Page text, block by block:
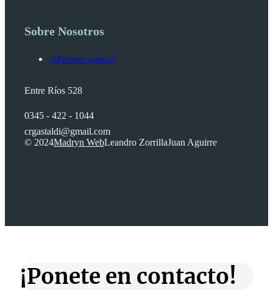
Sobre Nosotros
¿Quienes somos?
Entre Ríos 528
0345 - 422 - 1044
crgastaldi@gmail.com
© 2024Madryn WebLeandro ZorrillaJuan Aguirre
¡Ponete en contacto!